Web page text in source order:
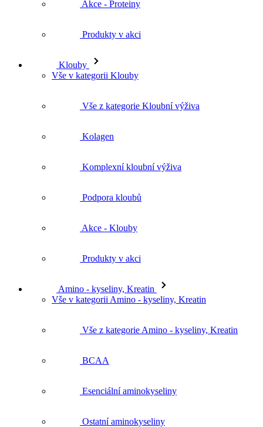
Akce - Proteiny
Produkty v akci
Klouby
Vše v kategorii Klouby
Vše z kategorie Kloubní výživa
Kolagen
Komplexní kloubní výživa
Podpora kloubů
Akce - Klouby
Produkty v akci
Amino - kyseliny, Kreatin
Vše v kategorii Amino - kyseliny, Kreatin
Vše z kategorie Amino - kyseliny, Kreatin
BCAA
Esenciální aminokyseliny
Ostatní aminokyseliny